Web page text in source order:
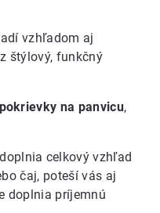
vzhľadom aj
štýlový, funkčný
pokrievky na panvicu,
celkový vzhľad
čaj, poteší vás aj
doplnia príjemnú